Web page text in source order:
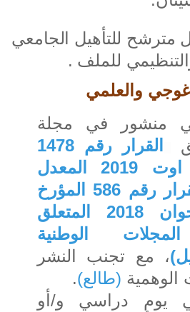
مترشح للتأهيل الجامعي
للملف .
والعلمي
منشور في مجلة
القرار رقم 1478
بتاريخ 26 اوت 2019 المعدل
والمتمم للقرار رقم 586 المؤرخ
في 21 جوان 2018 المتعلق
الوطنية
)، مع تجنب النشر
الوهمية (طالع).
يوم دراسي و/أو